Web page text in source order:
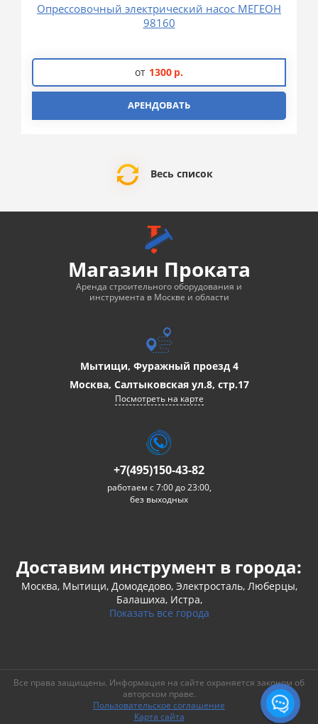
Опрессовочный электрический насос МЕГЕОН
98160
от 1300 р.
АРЕНДОВАТЬ
Весь список
Магазин Проката
Аренда строительного оборудования и
инструмента в Москве и области
Мытищи, Фуражный проезд 4
Москва, Салтыковская ул.8, стр.17
Посмотреть на карте
+7(495)150-43-82
работаем с 7:00 до 23:00,
без выходных
Доставим инструмент в города:
Москва, Мытищи, Домодедово, Электросталь, Люберцы,
Балашиха, Истра,
Показать все города
Все права защищены. Информация на сайте охраняется законом об
авторском праве.
Пользовательское соглашение
Карта сайта